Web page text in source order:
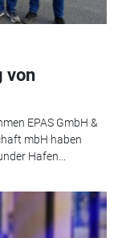
von
EPAS GmbH &
mbH haben
Hafen...